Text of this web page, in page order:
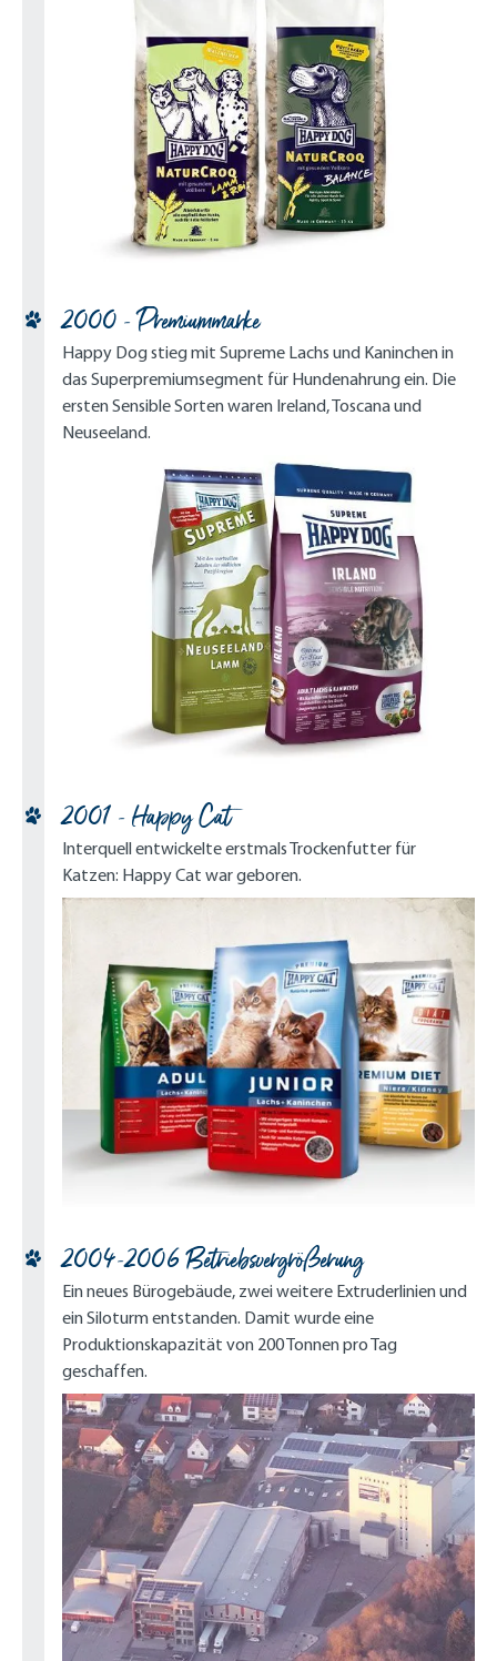
2000 - Premiummarke
Happy Dog stieg mit Supreme Lachs und Kaninchen in
das Superpremiumsegment für Hundenahrung ein. Die
ersten Sensible Sorten waren Ireland, Toscana und
Neuseeland.
2001 - Happy Cat
Interquell entwickelte erstmals Trockenfutter für
Katzen: Happy Cat war geboren.
2004-2006 Betriebsvergrößerung
Ein neues Bürogebäude, zwei weitere Extruderlinien und
ein Siloturm entstanden. Damit wurde eine
Produktionskapazität von 200 Tonnen pro Tag
geschaffen.